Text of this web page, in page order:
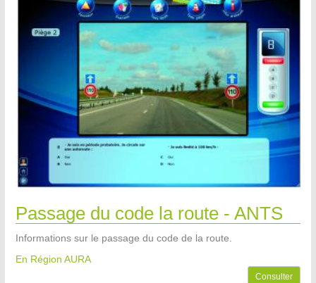
Passage du code la route - ANTS
Informations sur le passage du code de la route.
En Région AURA
Consulter